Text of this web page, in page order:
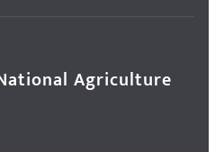
(National Agriculture